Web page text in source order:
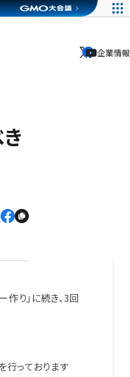
企業情報
企業情報
り」に続き、3回
行っております